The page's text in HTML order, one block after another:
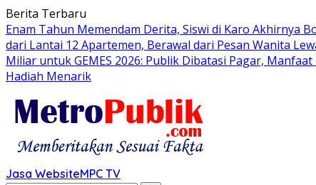
Langsung
ke
konten
Berita Terbaru
Enam Tahun Memendam Derita, Siswi di Karo Akhirnya
dari Lantai 12 Apartemen, Berawal dari Pesan Wanita
Miliar untuk GEMES 2026: Publik Dibatasi Pagar,
Hadiah Menarik
Jasa WebsiteMPC TV